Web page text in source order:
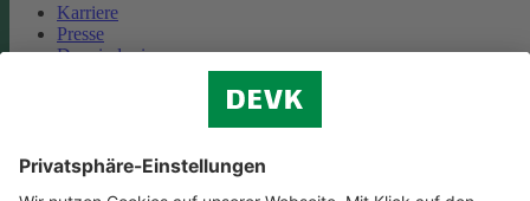
Karriere
Presse
Das sind wir
Partnerschaft Deutsche Bahn
Nachhaltigkeit